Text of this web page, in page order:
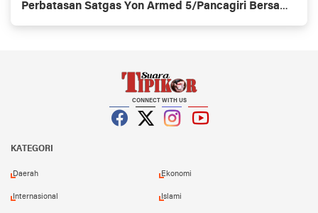
Perbatasan Satgas Yon Armed 5/Pancagiri Bersama
Vertikal Rescue Dan PT MA/BDRMS
CONNECT WITH US
KATEGORI
Daerah Ekonomi
Internasional Islami